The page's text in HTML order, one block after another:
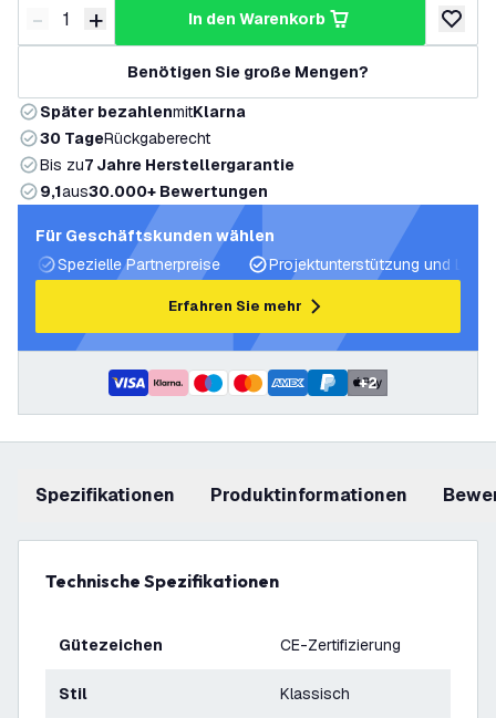
Menge verringern
- Menge erhöhen
+ in den Warenkorb
zur
Benötigen Sie große Mengen?
Später bezahlenmitKlarna
30 TageRückgaberecht
Bis zu7 Jahre Herstellergarantie
9,1aus30.000+ Bewertungen
Für Geschäftskunden wählen
Spezielle Partnerpreise
Projektunterstützung und
Erfahren Sie mehr
+2
Spezifikationen Produktinformationen
Technische Spezifikationen
Gütezeichen CE-Zertifizierung
Stil Klassisch